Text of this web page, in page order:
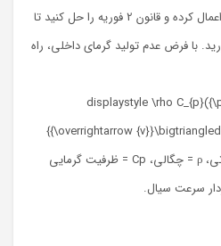
در مرحله بعد، این شرط مرزی را اعمال کرده و قانون 2 فوریه را حل کنید تا
با فرض عدم تولید گرمای داخلی، راه
است، که در آن k = هدایت حرارتی، ρ = چگالی، Cp = ظرفیت گرمایی
سرعت سیال.